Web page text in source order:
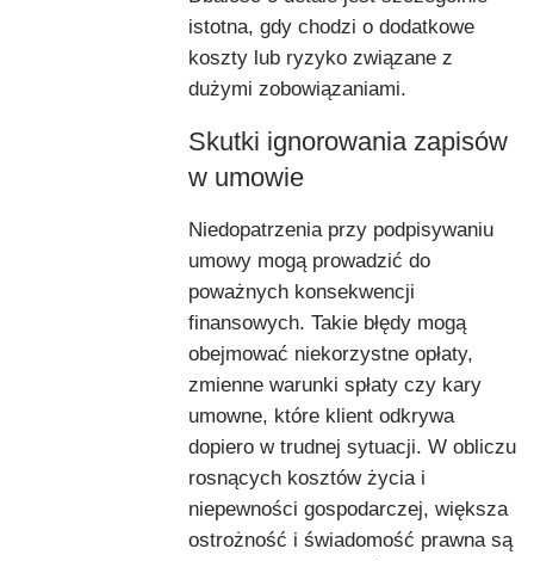
istotna, gdy chodzi o dodatkowe
koszty lub ryzyko związane z
dużymi zobowiązaniami.
Skutki ignorowania zapisów
w umowie
Niedopatrzenia przy podpisywaniu
umowy mogą prowadzić do
poważnych konsekwencji
finansowych. Takie błędy mogą
obejmować niekorzystne opłaty,
zmienne warunki spłaty czy kary
umowne, które klient odkrywa
dopiero w trudnej sytuacji. W obliczu
rosnących kosztów życia i
niepewności gospodarczej, większa
ostrożność i świadomość prawna są